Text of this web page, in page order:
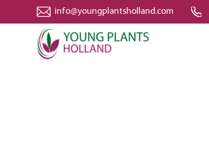
info@youngplantsholland.com